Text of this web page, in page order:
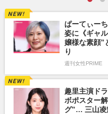
ぱーてぃー
姿に《ギャ
嬢様な素顔”
り
週刊女性PRIME
趣里主演ド
ボポスター
グ”… 三山凌